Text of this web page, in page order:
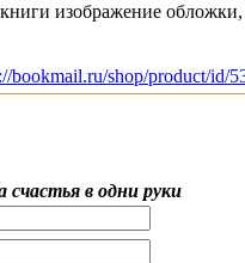
изображение
bookmail.ru/shop/product/id/
счастья в одни руки